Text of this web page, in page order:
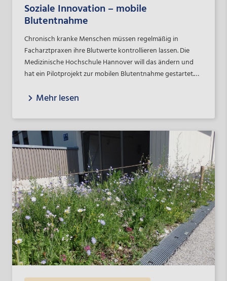
Soziale Innovation – mobile
Blutentnahme
Chronisch kranke Menschen müssen regelmäßig in
Facharztpraxen ihre Blutwerte kontrollieren lassen. Die
Medizinische Hochschule Hannover will das ändern und
hat ein Pilotprojekt zur mobilen Blutentnahme gestartet.
Mehr lesen